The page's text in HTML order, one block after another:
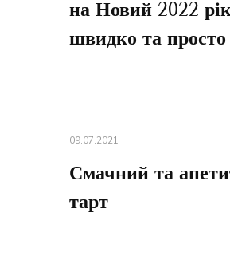
на Новий 2022
швидко та просто
09.07.2021
Смачний та
тарт